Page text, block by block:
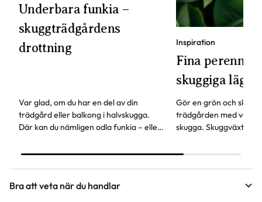
Underbara funkia –
skuggträdgårdens
drottning
Var glad, om du har en del av din
trädgård eller balkong i halvskugga.
Där kan du nämligen odla funkia – eller
namn.
Inspiration
Fina perenner
skuggiga lägen
Gör en grön och skön
trädgården med
skugga. Skuggväxter
låter blommorna lysa
Bra att veta när du handlar